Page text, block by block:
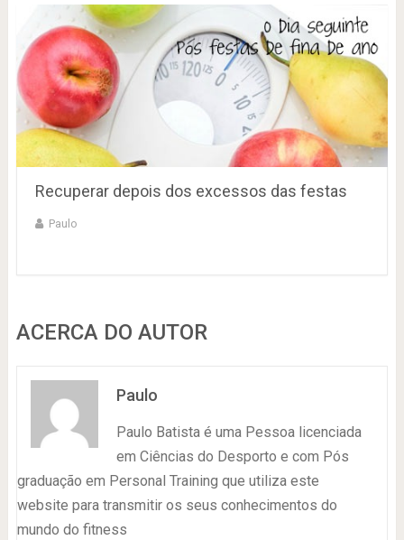
Recuperar depois dos excessos das festas
Paulo
ACERCA DO AUTOR
Paulo
Paulo Batista é uma Pessoa licenciada
em Ciências do Desporto e com Pós
graduação em Personal Training que utiliza este
website para transmitir os seus conhecimentos do
mundo do fitness